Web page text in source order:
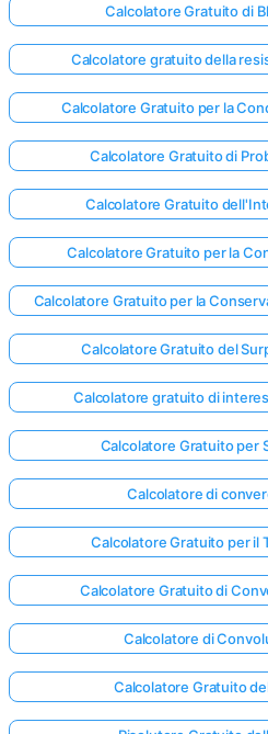
Calcolatore Gratuito di
Calcolatore gratuito della
Calcolatore Gratuito per la
Calcolatore Gratuito di
Calcolatore Gratuito
Calcolatore Gratuito per la
Calcolatore Gratuito per la
Calcolatore Gratuito del
Calcolatore gratuito di
Calcolatore Gratuito per
Calcolatore di
Calcolatore Gratuito per il
Calcolatore Gratuito di
Calcolatore di
Calcolatore Gratuito